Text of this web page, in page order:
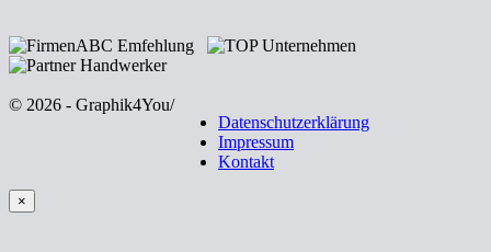
© 2026 - Graphik4You/
Datenschutzerklärung
Impressum
Kontakt
×